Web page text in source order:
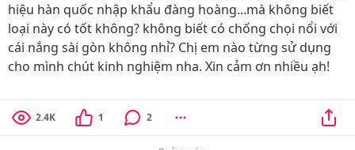
hiệu hàn quốc nhập khẩu đàng hoàng...mà không biết
loại này có tốt không? không biết có chống chọi nổi với
cái nắng sài gòn không nhỉ? Chị em nào từng sử dụng
cho mình chút kinh nghiệm nha. Xin cảm ơn nhiều ạh!
2.4K 1 2